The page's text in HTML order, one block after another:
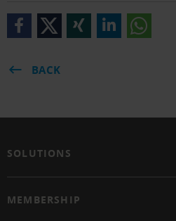
BACK
SOLUTIONS
MEMBERSHIP